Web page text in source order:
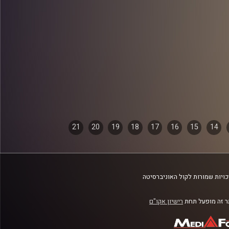
14
15
16
17
18
19
20
21
שמורות לקול האוניברסיטה
זה מופעל תחת רישיון אקו"ם